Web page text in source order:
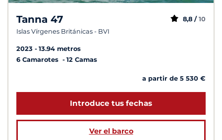
Tanna 47
Islas Vírgenes Británicas - BVI
8,8 / 10
2023
13.94 metros
6 Camarotes
12 Camas
a partir de 5 530 €
Introduce tus fechas
Ver el barco